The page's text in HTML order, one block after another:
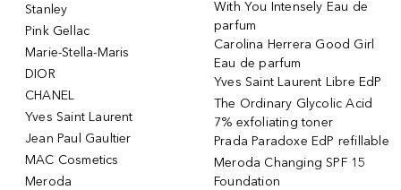
Stanley
Pink Gellac
Marie-Stella-Maris
DIOR
CHANEL
Yves Saint Laurent
Jean Paul Gaultier
MAC Cosmetics
Meroda
With You Intensely Eau de
parfum
Carolina Herrera Good Girl
Eau de parfum
Yves Saint Laurent Libre EdP
The Ordinary Glycolic Acid
7% exfoliating toner
Prada Paradoxe EdP refillable
Meroda Changing SPF 15
Foundation